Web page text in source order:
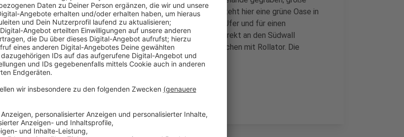
Bauzäune sichern die Bautselle. In den kommenden Wochen entsteht hier eine grüne Oase in
direkter Nachbarschaft zur Fischtreppe. Sitzsteine kommen ans Ufer und für einen
hindernisfreien Blick bauen die Arbeiter eine erhöhte Fläche, die direkt an den Südwall
angrenzt. Für Familien mit Kinderwagen, Rollstuhlfahrer und Menschen mit Rollator. Die
Arbeiten sollen Ende des Sommers abgeschlossen sein.